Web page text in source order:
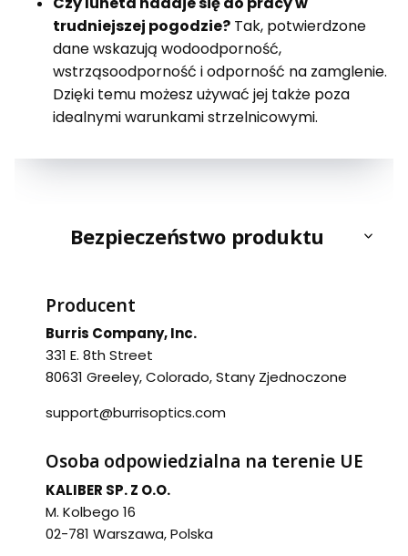
trudniejszej pogodzie? Tak, potwierdzone
dane wskazują wodoodporność,
wstrząsoodporność i odporność na zamglenie.
Dzięki temu możesz używać jej także poza
idealnymi warunkami strzelnicowymi.
Bezpieczeństwo produktu
Producent
Burris Company, Inc.
331 E. 8th Street
80631 Greeley, Colorado, Stany Zjednoczone
support@burrisoptics.com
Osoba odpowiedzialna na terenie UE
KALIBER SP. Z O.O.
M. Kolbego 16
02-781 Warszawa, Polska